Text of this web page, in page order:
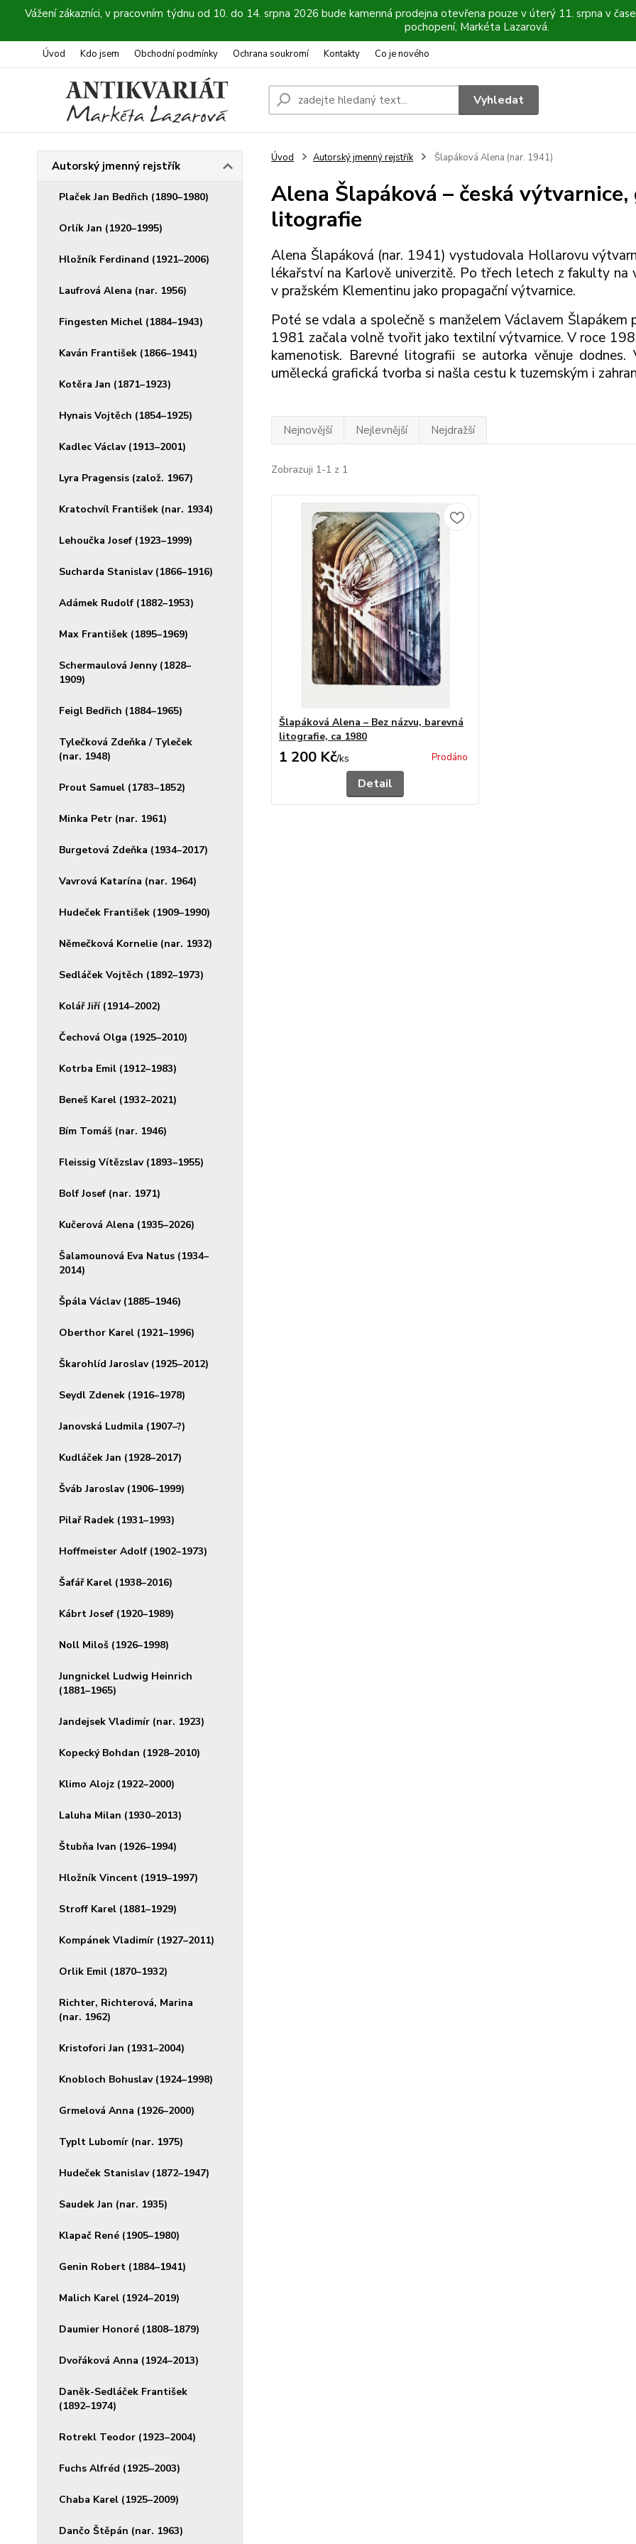
Vážení zákazníci, v pracovním týdnu od 10. do 14. srpna 2026 bude kamenná prodejna otevřena pouze v úterý 11. srpna v
pochopení, Markéta Lazarová.
Úvod Kdo jsem Obchodní podmínky Ochrana soukromí Kontakty Co je nového
Vyhledat
Autorský jmenný rejstřík
Plaček Jan Bedřich (1890–1980)
Orlík Jan (1920–1995)
Hložník Ferdinand (1921–2006)
Laufrová Alena (nar. 1956)
Fingesten Michel (1884–1943)
Kaván František (1866–1941)
Kotěra Jan (1871–1923)
Hynais Vojtěch (1854–1925)
Kadlec Václav (1913–2001)
Lyra Pragensis (založ. 1967)
Kratochvíl František (nar. 1934)
Lehoučka Josef (1923–1999)
Sucharda Stanislav (1866–1916)
Adámek Rudolf (1882–1953)
Max František (1895–1969)
Schermaulová Jenny (1828–
1909)
Feigl Bedřich (1884–1965)
Tylečková Zdeňka / Tyleček
(nar. 1948)
Prout Samuel (1783–1852)
Minka Petr (nar. 1961)
Burgetová Zdeňka (1934–2017)
Vavrová Katarína (nar. 1964)
Hudeček František (1909–1990)
Němečková Kornelie (nar. 1932)
Sedláček Vojtěch (1892–1973)
Kolář Jiří (1914–2002)
Čechová Olga (1925–2010)
Kotrba Emil (1912–1983)
Beneš Karel (1932–2021)
Bím Tomáš (nar. 1946)
Fleissig Vítězslav (1893–1955)
Bolf Josef (nar. 1971)
Kučerová Alena (1935–2026)
Šalamounová Eva Natus (1934–
2014)
Špála Václav (1885–1946)
Oberthor Karel (1921–1996)
Škarohlíd Jaroslav (1925–2012)
Seydl Zdenek (1916–1978)
Janovská Ludmila (1907–?)
Kudláček Jan (1928–2017)
Šváb Jaroslav (1906–1999)
Pilař Radek (1931–1993)
Hoffmeister Adolf (1902–1973)
Šafář Karel (1938–2016)
Kábrt Josef (1920–1989)
Noll Miloš (1926–1998)
Jungnickel Ludwig Heinrich
(1881–1965)
Jandejsek Vladimír (nar. 1923)
Kopecký Bohdan (1928–2010)
Klimo Alojz (1922–2000)
Laluha Milan (1930–2013)
Štubňa Ivan (1926–1994)
Hložník Vincent (1919–1997)
Stroff Karel (1881–1929)
Kompánek Vladimír (1927–2011)
Orlik Emil (1870–1932)
Richter, Richterová, Marina
(nar. 1962)
Kristofori Jan (1931–2004)
Knobloch Bohuslav (1924–1998)
Grmelová Anna (1926–2000)
Typlt Lubomír (nar. 1975)
Hudeček Stanislav (1872–1947)
Saudek Jan (nar. 1935)
Klapač René (1905–1980)
Genin Robert (1884–1941)
Malich Karel (1924–2019)
Daumier Honoré (1808–1879)
Dvořáková Anna (1924–2013)
Daněk-Sedláček František
(1892–1974)
Rotrekl Teodor (1923–2004)
Fuchs Alfréd (1925–2003)
Chaba Karel (1925–2009)
Dančo Štěpán (nar. 1963)
Úvod Autorský jmenný rejstřík Šlapáková Alena (nar. 1941)
Alena Šlapáková – česká
litografie
Alena Šlapáková (nar. 1941) vystudovala Hollarovu
lékařství na Karlově univerzitě. Po třech letech z fakulty
v pražském Klementinu jako propagační výtvarnice.
Poté se vdala a společně s manželem Václavem Šlapákem
1981 začala volně tvořit jako textilní výtvarnice. V roce
kamenotisk. Barevné litografii se autorka věnuje
umělecká grafická tvorba si našla cestu k tuzemským i
Nejnovější Nejlevnější Nejdražší
Zobrazuji 1-1 z 1
Šlapáková Alena – Bez názvu, barevná
litografie, ca 1980
1 200 Kč/ks Prodáno
Detail